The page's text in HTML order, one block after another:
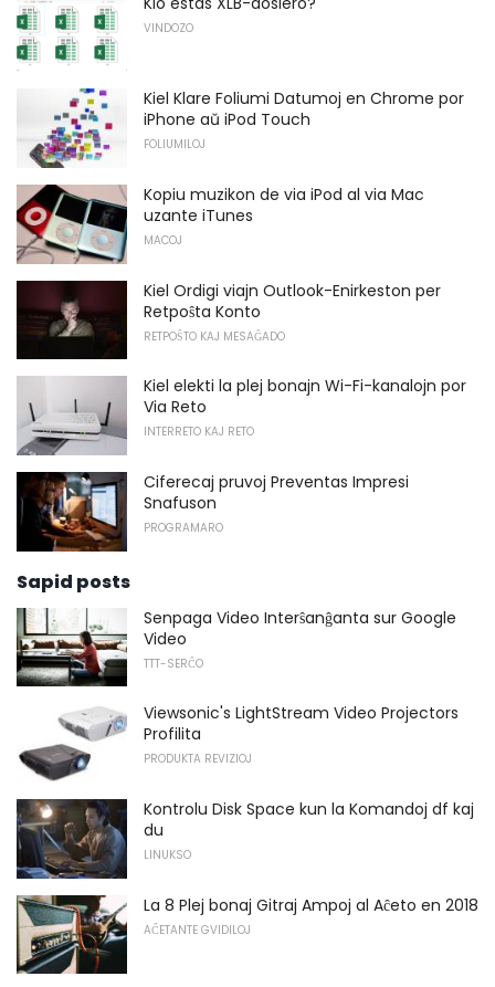
VINDOZO
Kiel Klare Foliumi Datumoj en Chrome por
iPhone aŭ iPod Touch
FOLIUMILOJ
Kopiu muzikon de via iPod al via Mac
uzante iTunes
MACOJ
Kiel Ordigi viajn Outlook-Enirkeston per
Retpoŝta Konto
RETPOŜTO KAJ MESAĜADO
Kiel elekti la plej bonajn Wi-Fi-kanalojn por
Via Reto
INTERRETO KAJ RETO
Ciferecaj pruvoj Preventas Impresi
Snafuson
PROGRAMARO
Sapid posts
Senpaga Video Interŝanĝanta sur Google
Video
TTT-SERĈO
Viewsonic's LightStream Video Projectors
Profilita
PRODUKTA REVIZIOJ
Kontrolu Disk Space kun la Komandoj df kaj
du
LINUKSO
La 8 Plej bonaj Gitraj Ampoj al Aĉeto en 2018
AĈETANTE GVIDILOJ